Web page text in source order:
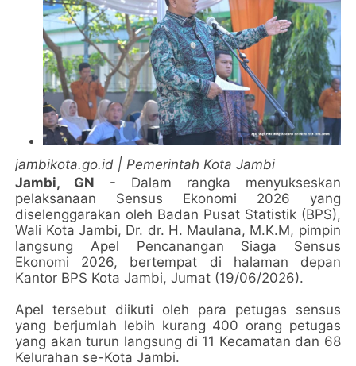
jambikota.go.id | Pemerintah Kota Jambi
Jambi, GN - Dalam rangka menyukseskan
pelaksanaan Sensus Ekonomi 2026 yang
diselenggarakan oleh Badan Pusat Statistik (BPS),
Wali Kota Jambi, Dr. dr. H. Maulana, M.K.M, pimpin
langsung Apel Pencanangan Siaga Sensus
Ekonomi 2026, bertempat di halaman depan
Kantor BPS Kota Jambi, Jumat (19/06/2026).
Apel tersebut diikuti oleh para petugas sensus
yang berjumlah lebih kurang 400 orang petugas
yang akan turun langsung di 11 Kecamatan dan 68
Kelurahan se-Kota Jambi.